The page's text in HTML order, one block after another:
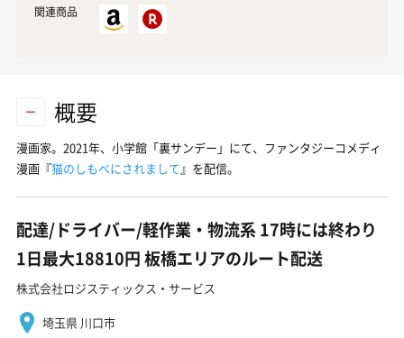
関連商品
概要
漫画家。2021年、小学館「裏サンデー」にて、ファンタジーコメディ
漫画『猫のしもべにされまして』を配信。
配達/ドライバー/軽作業・物流系 17時には終わり
1日最大18810円 板橋エリアのルート配送
株式会社ロジスティックス・サービス
埼玉県 川口市